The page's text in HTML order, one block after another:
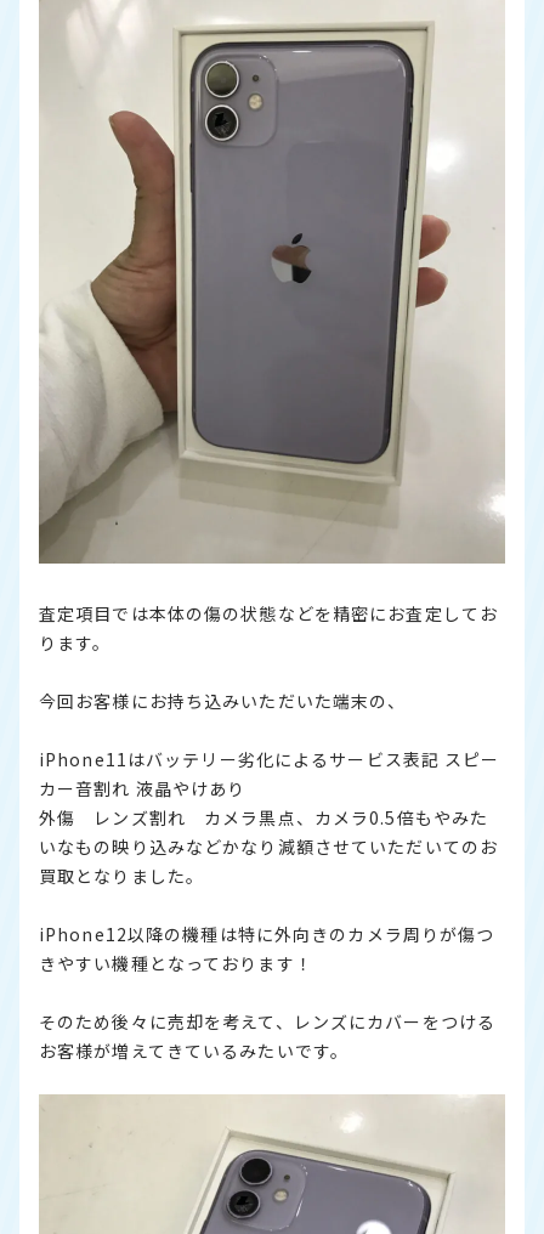
査定項目では本体の傷の状態などを精密にお査定してお
ります。
今回お客様にお持ち込みいただいた端末の、
iPhone11はバッテリー劣化によるサービス表記 スピー
カー音割れ 液晶やけあり
外傷 レンズ割れ カメラ黒点、カメラ0.5倍もやみた
いなもの映り込みなどかなり減額させていただいてのお
買取となりました。
iPhone12以降の機種は特に外向きのカメラ周りが傷つ
きやすい機種となっております！
そのため後々に売却を考えて、レンズにカバーをつける
お客様が増えてきているみたいです。